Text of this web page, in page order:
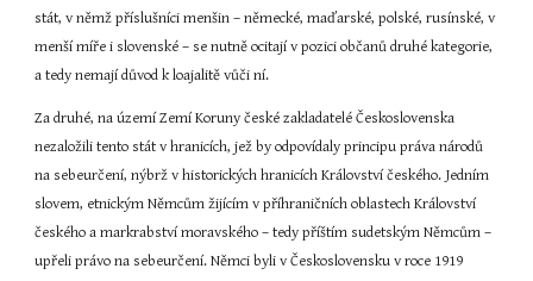
stát, v němž příslušníci menšin – německé, maďarské, polské, rusínské, v
menší míře i slovenské – se nutně ocitají v pozici občanů druhé kategorie,
a tedy nemají důvod k loajalitě vůči ní.
Za druhé, na území Zemí Koruny české zakladatelé Československa
nezaložili tento stát v hranicích, jež by odpovídaly principu práva národů
na sebeurčení, nýbrž v historických hranicích Království českého. Jedním
slovem, etnickým Němcům žijícím v příhraničních oblastech Království
českého a markrabství moravského – tedy příštím sudetským Němcům –
upřeli právo na sebeurčení. Němci byli v Československu v roce 1919